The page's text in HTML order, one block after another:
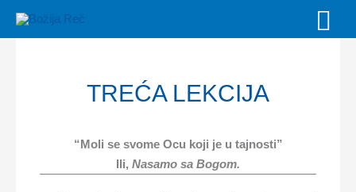
TREĆA LEKCIJA
“Moli se svome Ocu koji je u tajnosti”
Ili, Nasamo sa Bogom.